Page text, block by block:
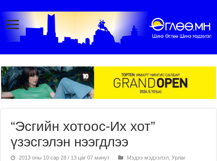
“Эсгийн хотоос-Их хот”
үзэсгэлэн нээгдлээ
2013 оны 10 сар 28 / 13 цаг 07 минут Мэдээ мэдээлэл ,Урлаг